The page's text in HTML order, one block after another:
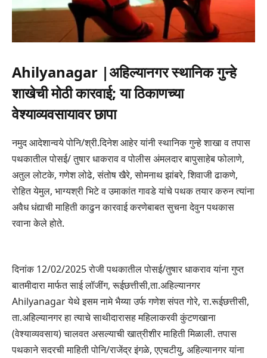
Ahilyanagar |अहिल्यानगर स्थानिक गुन्हे
शाखेची मोठी कारवाई; या ठिकाणच्या
वेश्याव्यवसायावर छापा
नमुद आदेशान्वये पोनि/श्री.दिनेश आहेर यांनी स्थानिक गुन्हे शाखा व तपास
पथकातील पोसई/ तुषार धाकराव व पोलीस अंमलदार बापुसाहेब फोलाणे,
अतुल लोटके, गणेश लोढे, संतोष खैरे, सोमनाथ झांबरे, शिवाजी ढाकणे,
रोहित येमुल, भाग्यश्री भिटे व उमाकांत गावडे यांचे पथक तयार करुन त्यांना
अवैध धंद्याची माहिती काढुन कारवाई करणेबाबत सुचना देवुन पथकास
रवाना केले होते.
दिनांक 12/02/2025 रोजी पथकातील पोसई/तुषार धाकराव यांना गुप्त
बातमीदारा मार्फत साई लॉजींग, रूईछत्तीसी,ता.अहिल्यानगर
Ahilyanagar येथे इसम नामे भैय्या उर्फ गणेश संपत गोरे, रा.रूईछत्तीसी,
ता.अहिल्यानगर हा त्याचे साथीदारासह महिलाकरवी कुंटणखाना
(वेश्याव्यवसाय) चालवत असल्याची खात्रीशीर माहिती मिळाली. तपास
पथकाने सदरची माहिती पोनि/राजेंद्र इंगळे, एएचटीयु, अहिल्यानगर यांना